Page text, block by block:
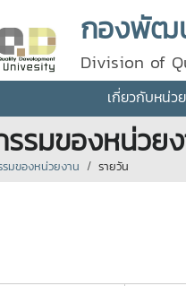
กองพัฒ
Division of
เกี่ยวกับหน่ว
รมของหน่วย
มของหน่วยงาน รายวัน